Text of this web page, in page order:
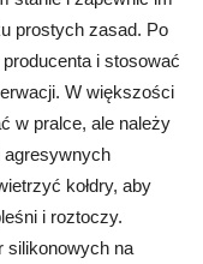
prostych zasad. Po
i stosować
W większości
w pralce, ale należy
agresywnych
kołdry, aby
i roztoczy.
silikonowych na